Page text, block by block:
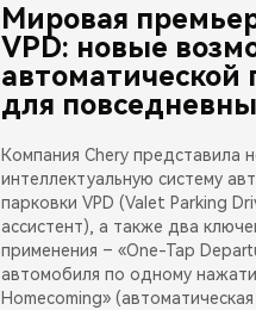
Мировая
VPD: новые
автоматической
для
Компания Chery представила
интеллектуальную систему
парковки VPD (Valet Parking
ассистент), а также два
применения – «One-Tap
автомобиля по одному
Homecoming»